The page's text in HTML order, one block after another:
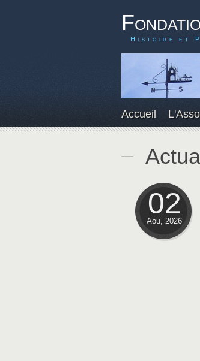
Histoire et
Accueil
02
Aou, 2026